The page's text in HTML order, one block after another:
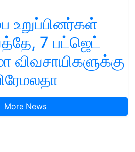
உறுப்பினர்கள்
7 பட்ஜெட்
விவசாயிகளுக்கு
More News